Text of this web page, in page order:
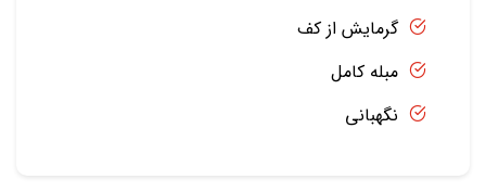
گرمایش از کف
مبله کامل
نگهبانی